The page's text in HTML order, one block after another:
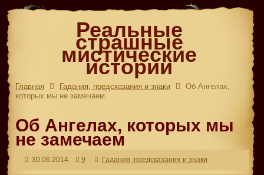
Реальные
страшные
мистические
истории
Главная Гадания, предсказания и знаки
Об Ангелах,
которых мы не замечаем
Об Ангелах, которых мы
не замечаем
30.06.2014 9 Гадания, предсказания и знаки